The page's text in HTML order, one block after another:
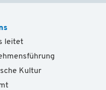
leitet
Kultur